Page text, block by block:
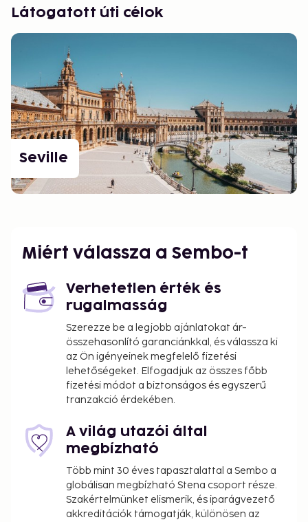
Látogatott úti célok
Seville
Miért válassza a Sembo-t
Verhetetlen érték és
rugalmasság
Szerezze be a legjobb ajánlatokat ár-
összehasonlító garanciánkkal, és válassza ki
az Ön igényeinek megfelelő fizetési
lehetőségeket. Elfogadjuk az összes főbb
fizetési módot a biztonságos és egyszerű
tranzakció érdekében.
A világ utazói által
megbízható
Több mint 30 éves tapasztalattal a Sembo a
globálisan megbízható Stena csoport része.
Szakértelmünket elismerik, és iparágvezető
akkreditációk támogatják, különösen az